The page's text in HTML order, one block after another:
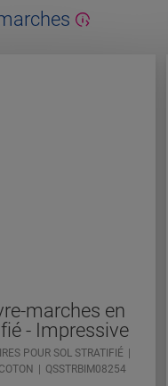
marches en
- Impressive
POUR SOL STRATIFIÉ
QSSTRBIM08254